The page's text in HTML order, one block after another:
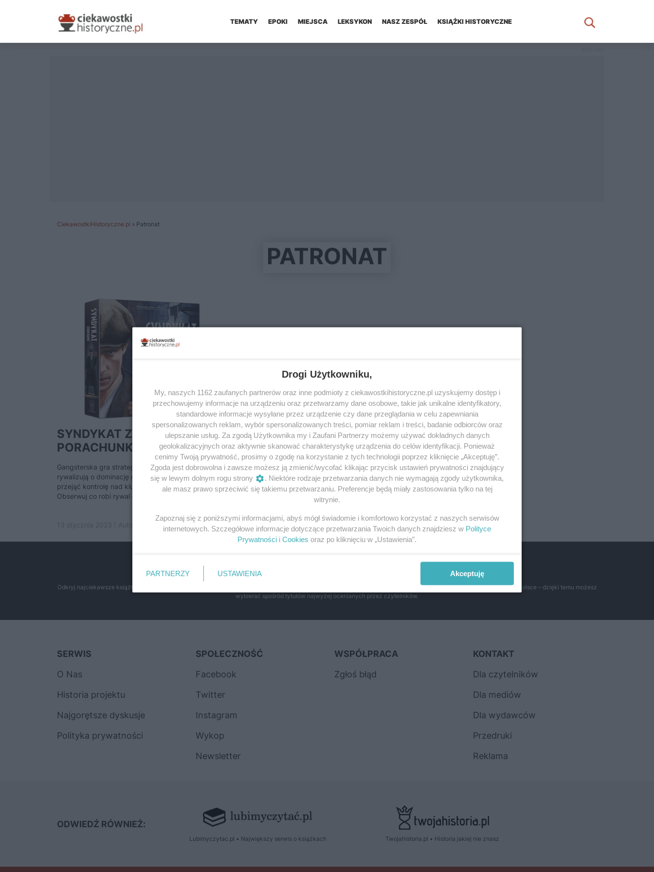
TEMATY EPOKI MIEJSCA LEKSYKON NASZ ZESPÓŁ KSIĄŻKI HISTORYCZNE
CiekawostkiHistoryczne.pl » Patronat
PATRONAT
SYNDYKAT ZBRODNI –
PORACHUNKI MAFIJNE W...
Gangsterska gra strategiczna. Rodziny mafijne
rywalizują o dominację nad Nowym Jorkiem. Spróbuj
przejąć kontrolę nad kluczowymi dzielnicami miasta.
Obserwuj co robi rywal – będzie próbować...
Redakcja
Przeglądaj książki historyczne w najlepszych cenach
Odkryj najciekawsze książki historyczne w atrakcyjnych cenach. Sekcja powstała we współpracy z Lubimyczytac.pl, największą społecznością miłośników literatury w Polsce – dzięki temu możesz
wybierać spośród tytułów najwyżej ocenianych przez czytelników.
SERWIS
O Nas
Historia projektu
Najgorętsze dyskusje
Polityka prywatności
SPOŁECZNOŚĆ
Facebook
Twitter
Instagram
Wykop
Newsletter
WSPÓŁPRACA
Zgłoś błąd
KONTAKT
Dla czytelników
Dla mediów
Dla wydawców
Przedruki
Reklama
ODWIEDŹ RÓWNIEŻ:
Lubimyczytac.pl • Największy serwis o książkach Twojahistoria.pl • Historia jakiej nie znasz
Drogi Użytkowniku,
My, naszych 1162 zaufanych partnerów oraz inne podmioty z ciekawostkihistoryczne.pl uzyskujemy dostęp i
przechowujemy informacje na urządzeniu oraz przetwarzamy dane osobowe, takie jak unikalne identyfikatory,
standardowe informacje wysyłane przez urządzenie czy dane przeglądania w celu zapewniania
spersonalizowanych reklam, wybór spersonalizowanych treści, pomiar reklam i treści, badanie odbiorców oraz
ulepszanie usług. Za zgodą Użytkownika my i Zaufani Partnerzy możemy używać dokładnych danych
geolokalizacyjnych oraz aktywnie skanować charakterystykę urządzenia do celów identyfikacji. Ponieważ
cenimy Twoją prywatność, prosimy o zgodę na korzystanie z tych technologii poprzez kliknięcie „Akceptuję”.
Zgoda jest dobrowolna i zawsze możesz ją zmienić/wycofać klikając przycisk ustawień prywatności znajdujący
się w lewym dolnym rogu strony
. Niektóre rodzaje przetwarzania danych nie wymagają zgody użytkownika,
ale masz prawo sprzeciwić się takiemu przetwarzaniu. Preferencje będą miały zastosowania tylko na tej
witrynie.
Zapoznaj się z poniższymi informacjami, abyś mógł świadomie i komfortowo korzystać z naszych serwisów
internetowych. Szczegółowe informacje dotyczące przetwarzania Twoich danych znajdziesz w Polityce
Prywatności i Cookies oraz po kliknięciu w „Ustawienia”.
PARTNERZY USTAWIENIA Akceptuję